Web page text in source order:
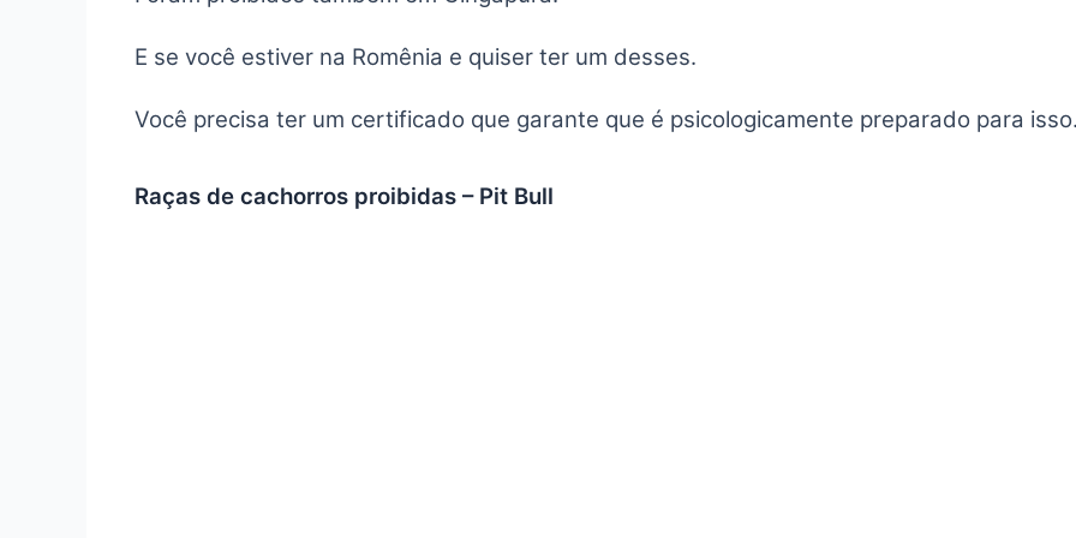
E se você estiver na Romênia e quiser ter um desses.
Você precisa ter um certificado que garante que é psicologicamente preparado para
Raças de cachorros proibidas – Pit Bull